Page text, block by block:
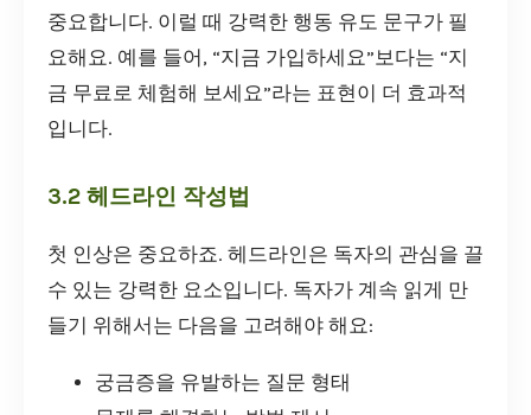
중요합니다. 이럴 때 강력한 행동 유도 문구가 필
요해요. 예를 들어, “지금 가입하세요”보다는 “지
금 무료로 체험해 보세요”라는 표현이 더 효과적
입니다.
3.2 헤드라인 작성법
첫 인상은 중요하죠. 헤드라인은 독자의 관심을 끌
수 있는 강력한 요소입니다. 독자가 계속 읽게 만
들기 위해서는 다음을 고려해야 해요:
궁금증을 유발하는 질문 형태